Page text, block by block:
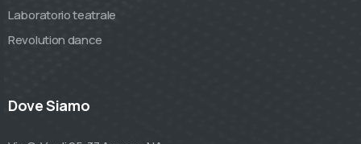
Laboratorio teatrale
Revolution dance
Dove Siamo